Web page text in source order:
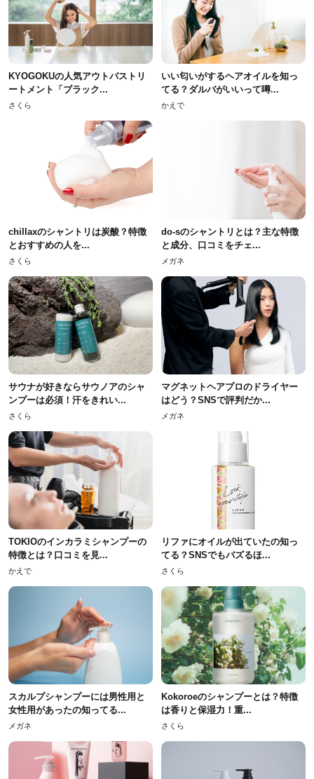
KYOGOKUの人気アウトバストリ
ートメント「ブラック...
さくら
いい匂いがするヘアオイルを知っ
てる？ダルバがいいって噂...
かえで
chillaxのシャントリは炭酸？特徴
とおすすめの人を...
さくら
do-sのシャントリとは？主な特徴
と成分、口コミをチェ...
メガネ
サウナが好きならサウノアのシャ
ンプーは必須！汗をきれい...
さくら
マグネットヘアプロのドライヤー
はどう？SNSで評判だか...
メガネ
TOKIOのインカラミシャンプーの
特徴とは？口コミを見...
かえで
リファにオイルが出ていたの知っ
てる？SNSでもバズるほ...
さくら
スカルプシャンプーには男性用と
女性用があったの知ってる...
メガネ
Kokoroeのシャンプーとは？特徴
は香りと保湿力！重...
さくら